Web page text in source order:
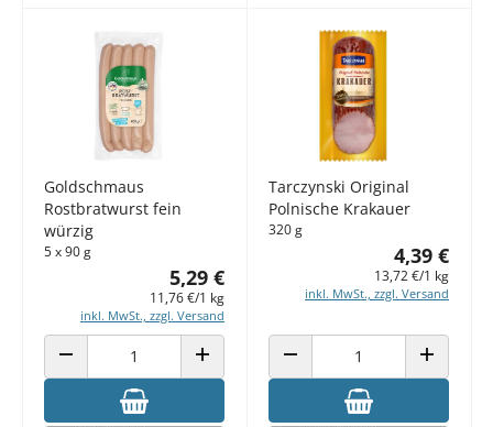
Goldschmaus
Rostbratwurst fein
würzig
5 x 90 g
5,29 €
11,76 €/1 kg
inkl. MwSt., zzgl. Versand
ANZAHL VERRINGERN ANZAHL ERHÖHEN
Tarczynski Original
Polnische Krakauer
320 g
4,39 €
13,72 €/1 kg
inkl. MwSt., zzgl. Versand
ANZAHL VERRINGERN ANZAHL